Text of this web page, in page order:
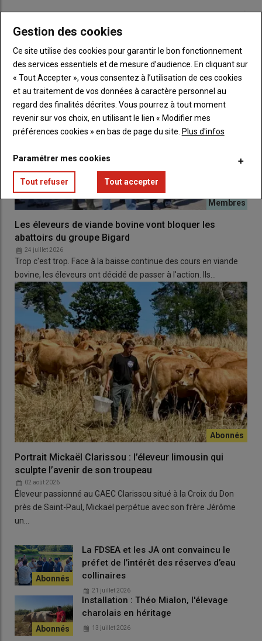
2026
Il n’est pas obligatoire de présenter unepièce d’identitéau
moment du vote. Vous n’élirez pas deconseillers
communautaires. Ils sont choisis parmi lesconseillers
municipauxde votrecommune dans l’ordre du tableau du
conseil municipal. Celui-ci classera en tête le maire, les adjoints,
puis le reste desconseillers municipaux.
La date limite pour s'inscrire en
mairie sur les listes électorales a
été fixée au 6 février 2026.
Lire aussiDidier Danthony : « Les agriculteurs
doivent être représentés dans l'exécutif des
communes »
Les éleveurs de viande bovine vont bloquer les
abattoirs du groupe Bigard
24 juillet 2026
Trop c'est trop. Face à la baisse continue des cours en viande
bovine, les éleveurs ont décidé de passer à l'action. Ils…
Portrait Mickaël Clarissou : l’éleveur limousin qui
sculpte l’avenir de son troupeau
02 août 2026
Éleveur passionné au GAEC Clarissou situé à la Croix du Don
près de Saint-Paul, Mickaël perpétue avec son frère Jérôme
un…
La FDSEA et les JA ont convaincu le
préfet de l’intérêt des réserves d’eau
collinaires
21 juillet 2026
Installation : Théo Mialon, l'élevage
charolais en héritage
13 juillet 2026
Gestion des cookies
Ce site utilise des cookies pour garantir le bon fonctionnement
des services essentiels et de mesure d’audience. En cliquant sur
« Tout Accepter », vous consentez à l’utilisation de ces cookies
et au traitement de vos données à caractère personnel au
regard des finalités décrites. Vous pourrez à tout moment
revenir sur vos choix, en utilisant le lien « Modifier mes
préférences cookies » en bas de page du site. Plus d'infos
Paramétrer mes cookies
Tout refuser Tout accepter